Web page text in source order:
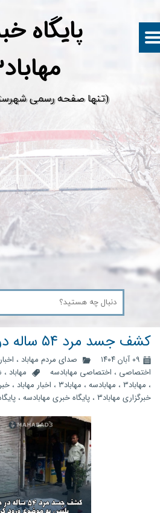
پایگاه
​(تنها صفحه رسمی
کشف جسد مرد ۵۴ ساله در مهاباد
۰۹ آبان ۱۴۰۴ صدای مردم مهاباد ،
اختصاصی ، اختصاصی مهابادسه مهاباد ،
، مهاباد3 ، مهابادسه ، مهاباد۳ ، اخبار مهاباد ،
خبرگزاری مهاباد۳
، پایگاه خبری مهابادسه ،